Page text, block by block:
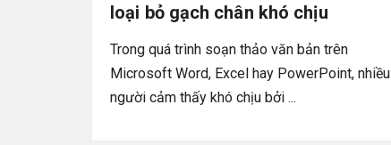
loại bỏ gạch chân khó chịu
Trong quá trình soạn thảo văn bản trên
Microsoft Word, Excel hay PowerPoint, nhiều
người cảm thấy khó chịu bởi ...